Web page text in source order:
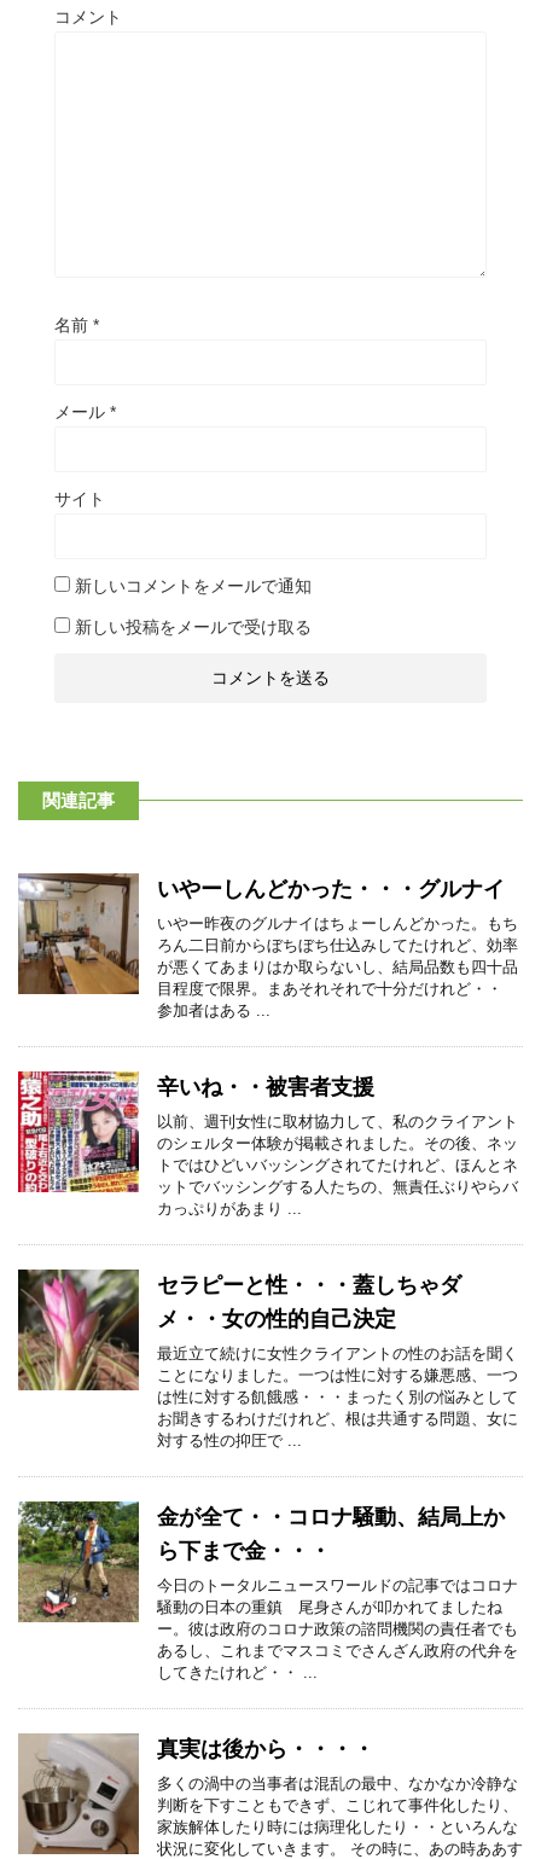
コメント
名前 *
メール *
サイト
新しいコメントをメールで通知
新しい投稿をメールで受け取る
関連記事
いやーしんどかった・・・グルナイ
いやー昨夜のグルナイはちょーしんどかった。もち
ろん二日前からぼちぼち仕込みしてたけれど、効率
が悪くてあまりはか取らないし、結局品数も四十品
目程度で限界。まあそれそれで十分だけれど・・
参加者はある ...
辛いね・・被害者支援
以前、週刊女性に取材協力して、私のクライアント
のシェルター体験が掲載されました。その後、ネッ
トではひどいバッシングされてたけれど、ほんとネ
ットでバッシングする人たちの、無責任ぶりやらバ
カっぷりがあまり ...
セラピーと性・・・蓋しちゃダ
メ・・女の性的自己決定
最近立て続けに女性クライアントの性のお話を聞く
ことになりました。一つは性に対する嫌悪感、一つ
は性に対する飢餓感・・・まったく別の悩みとして
お聞きするわけだけれど、根は共通する問題、女に
対する性の抑圧で ...
金が全て・・コロナ騒動、結局上か
ら下まで金・・・
今日のトータルニュースワールドの記事ではコロナ
騒動の日本の重鎮 尾身さんが叩かれてましたね
ー。彼は政府のコロナ政策の諮問機関の責任者でも
あるし、これまでマスコミでさんざん政府の代弁を
してきたけれど・・ ...
真実は後から・・・・
多くの渦中の当事者は混乱の最中、なかなか冷静な
判断を下すこともできず、こじれて事件化したり、
家族解体したり時には病理化したり・・といろんな
状況に変化していきます。 その時に、あの時ああす